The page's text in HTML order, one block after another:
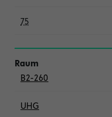
75
B2-260
UHG